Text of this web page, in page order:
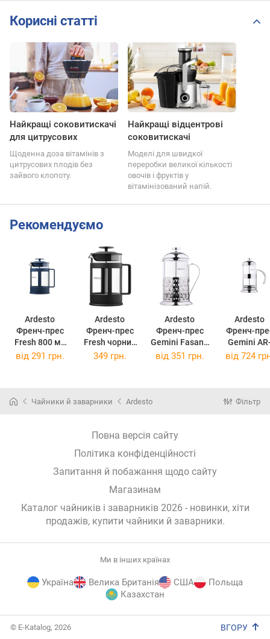
Корисні статті
Найкращі соковитискачі
для цитрусових
Щоденна доза вітамінів з
цитрусових плодів без
зайвого клопоту.
Найкращі відцентрові
соковитискачі
Моделі для швидкої
переробки великої кількості
овочів і фруктів у
вітамінізований напій.
Рекомендуємо
Ardesto
Френч-прес
Fresh 800 мл
Blue
Ardesto
Френч-прес
Fresh чорний
800мл
Ardesto
Френч-прес
Gemini Fasano
800 мл
Ardesto
Френч-
Gemini
1910-FP 1
від 291 грн. 349 грн. від 351 грн. від 724
Чайники й заварники Ardesto Фільтр
Повна версія сайту
Політика конфіденційності
Запитання й побажання щодо сайту
Магазинам
Каталог чайників і заварників 2026 - новинки, хіти
продажів, купити чайники й заварники.
Ми в інших країнах
Україна Велика Британія США
Польща
Казахстан
© E-Katalog, 2026 ВГОРУ